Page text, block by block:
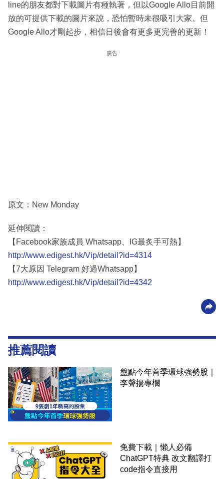
line的朋友都對下載圖片有種執著，但以Google Allo目前開
放的可提供下載的圖片來說，恐怕暫時未很吸引大家。但
Google Allo才剛起步，相信日後會有更多更完善的更新！
廣告
原文：New Monday
延伸閱讀：
【Facebook家族成員 Whatsapp、IG最炙手可熱】
http://www.edigest.hk/Vip/detail?id=4314
【7大原因 Telegram 好過Whatsapp】
http://www.edigest.hk/Vip/detail?id=4342
推薦閱讀
盤點今年首季環球強勢股｜
李聲揚專欄
免費下載｜懶人必備
ChatGPT特典 改文翻譯打
code指令直接用